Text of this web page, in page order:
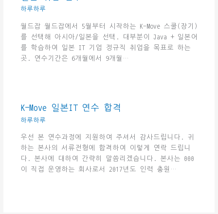
하루하루
월드잡 월드잡에서 5월부터 시작하는 K-Move 스쿨(장기)
를 선택해 아시아/일본을 선택. 대부분이 Java + 일본어
를 학습하여 일본 IT 기업 정규직 취업을 목표로 하는
곳. 연수기간은 6개월에서 9개월…
K-Move 일본IT 연수 합격
하루하루
우선 본 연수과정에 지원하여 주셔서 감사드립니다. 귀
하는 본사의 서류전형에 합격하여 이렇게 연락 드립니
다. 본사에 대하여 간략히 말씀리겠습니다. 본사는 000
이 직접 운영하는 회사로서 2017년도 인력 충원…